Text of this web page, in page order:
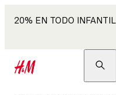
20% EN TODO INFANTIL